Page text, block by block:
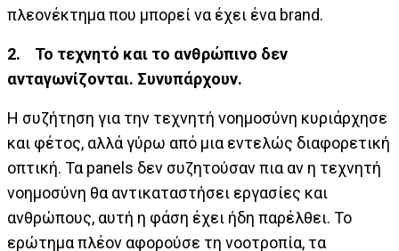
πλεονέκτημα που μπορεί να έχει ένα brand.
2. Το τεχνητό και το ανθρώπινο δεν
ανταγωνίζονται. Συνυπάρχουν.
Η συζήτηση για την τεχνητή νοημοσύνη κυριάρχησε
και φέτος, αλλά γύρω από μια εντελώς διαφορετική
οπτική. Τα panels δεν συζητούσαν πια αν η τεχνητή
νοημοσύνη θα αντικαταστήσει εργασίες και
ανθρώπους, αυτή η φάση έχει ήδη παρέλθει. Το
ερώτημα πλέον αφορούσε τη νοοτροπία, τα